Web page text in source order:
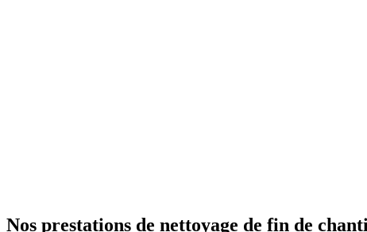
Nos prestations de nettoyage de fin de